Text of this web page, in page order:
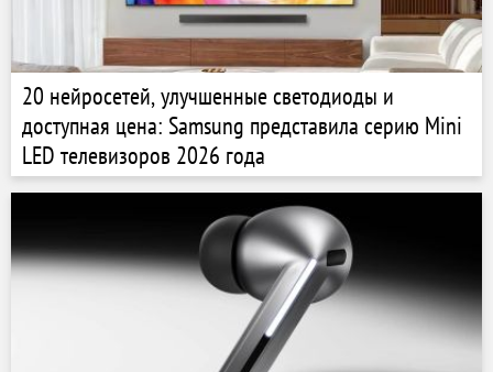
20 нейросетей, улучшенные светодиоды и
доступная цена: Samsung представила серию Mini
LED телевизоров 2026 года